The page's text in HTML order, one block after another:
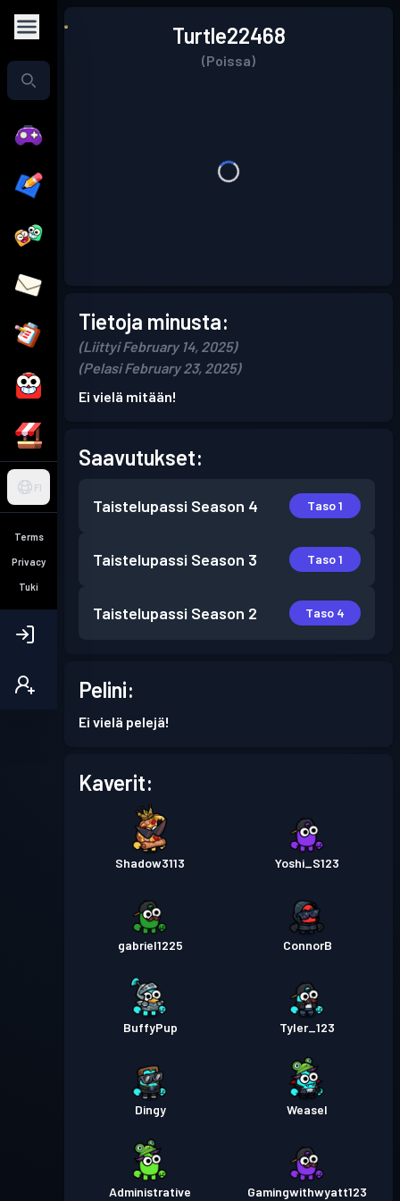
FI
Terms
Privacy
Tuki
Turtle22468
(Poissa)
Tietoja minusta:
(Liittyi February 14, 2025)
(Pelasi February 23, 2025)
Ei vielä mitään!
Saavutukset:
Taistelupassi Season 4 Taso 1
Taistelupassi Season 3 Taso 1
Taistelupassi Season 2 Taso 4
Pelini:
Ei vielä pelejä!
Kaverit:
Shadow3113 Yoshi_S123
gabriel1225 ConnorB
BuffyPup Tyler_123
Dingy Weasel
Administrative Gamingwithwyatt123